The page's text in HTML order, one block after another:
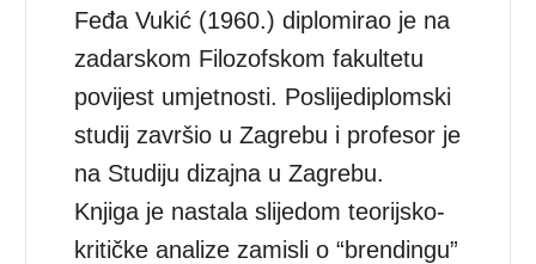
Feđa Vukić (1960.) diplomirao je na
zadarskom Filozofskom fakultetu
povijest umjetnosti. Poslijediplomski
studij završio u Zagrebu i profesor je
na Studiju dizajna u Zagrebu.
Knjiga je nastala slijedom teorijsko-
kritičke analize zamisli o “brendingu”